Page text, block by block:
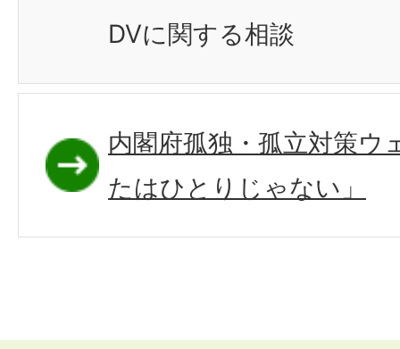
DVに関する相談
内閣府孤独・孤立対策ウ
たはひとりじゃない」